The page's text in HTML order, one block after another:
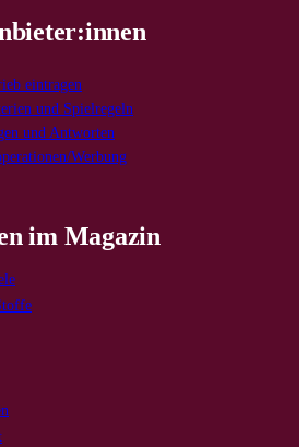
eintragen
und Spielregeln
und Antworten
Werbung
im Magazin